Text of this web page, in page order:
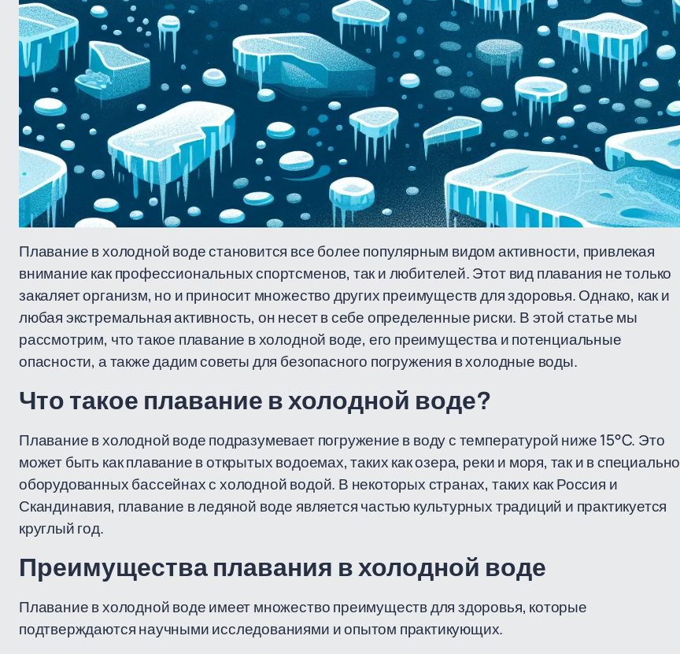
Плавание в холодной воде становится все более популярным видом активности, привлекая
внимание как профессиональных спортсменов, так и любителей. Этот вид плавания не только
закаляет организм, но и приносит множество других преимуществ для здоровья. Однако, как и
любая экстремальная активность, он несет в себе определенные риски. В этой статье мы
рассмотрим, что такое плавание в холодной воде, его преимущества и потенциальные
опасности, а также дадим советы для безопасного погружения в холодные воды.
Что такое плавание в холодной воде?
Плавание в холодной воде подразумевает погружение в воду с температурой ниже 15°C. Это
может быть как плавание в открытых водоемах, таких как озера, реки и моря, так и в специально
оборудованных бассейнах с холодной водой. В некоторых странах, таких как Россия и
Скандинавия, плавание в ледяной воде является частью культурных традиций и практикуется
круглый год.
Преимущества плавания в холодной воде
Плавание в холодной воде имеет множество преимуществ для здоровья, которые
подтверждаются научными исследованиями и опытом практикующих.